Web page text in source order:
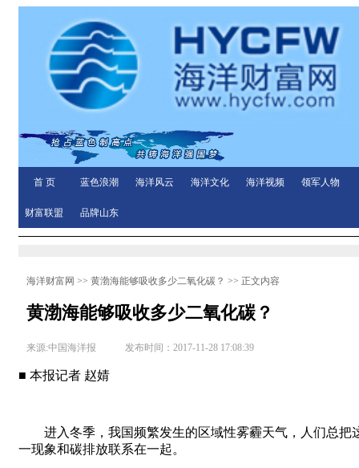
首 页 蓝色浪潮 海洋风云 海洋文化 海洋视频 领军人物
财富联盟 品牌山东
海洋财富网 >> 黄渤海能够吸收多少二氧化碳？ >> 正文内容
黄渤海能够吸收多少二氧化碳？
来源:中国海洋报 发布时间：2017-11-28 17:08:39
■ 本报记者 赵婧
进入冬季，我国频繁发生的区域性雾霾天气，人们总把
一现象和碳排放联系在一起。